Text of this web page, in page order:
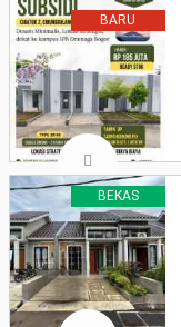
BARU
BEKAS